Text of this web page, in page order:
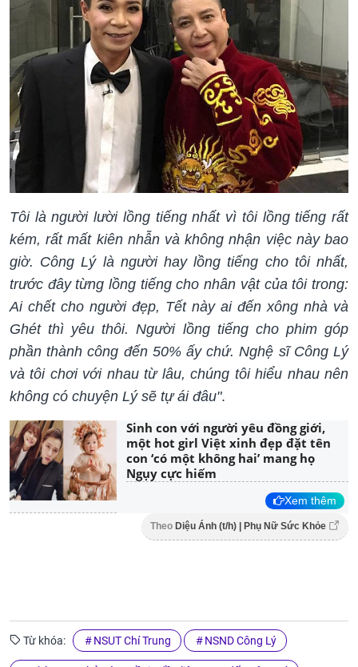
Tôi là người lười lồng tiếng nhất vì tôi lồng tiếng rất
kém, rất mất kiên nhẫn và không nhận việc này bao
giờ. Công Lý là người hay lồng tiếng cho tôi nhất,
trước đây từng lồng tiếng cho nhân vật của tôi trong:
Ai chết cho người đẹp, Tết này ai đến xông nhà và
Ghét thì yêu thôi. Người lồng tiếng cho phim góp
phần thành công đến 50% ấy chứ. Nghệ sĩ Công Lý
và tôi chơi với nhau từ lâu, chúng tôi hiểu nhau nên
không có chuyện Lý sẽ tự ái đâu".
Sinh con với người yêu đồng giới,
một hot girl Việt xinh đẹp đặt tên
con ‘có một không hai’ mang họ
Ngụy cực hiếm
Xem thêm
Theo Diệu Ánh (t/h) | Phụ Nữ Sức Khỏe
Từ khóa: NSUT Chí Trung NSND Công Lý